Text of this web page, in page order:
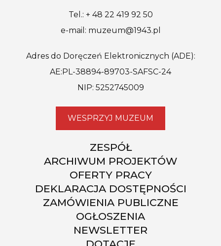
Tel.: + 48 22 419 92 50
e-mail: muzeum@1943.pl
Adres do Doręczeń Elektronicznych (ADE):
AE:PL-38894-89703-SAFSC-24
NIP: 5252745009
WESPRZYJ MUZEUM
ZESPÓŁ
ARCHIWUM PROJEKTÓW
OFERTY PRACY
DEKLARACJA DOSTĘPNOŚCI
ZAMÓWIENIA PUBLICZNE
OGŁOSZENIA
NEWSLETTER